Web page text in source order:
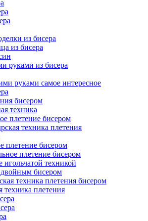
из бисера
из бисера
руками из бисера
руками самое интересное
бисером
техника
плетение бисером
техника плетения
плетение бисером
плетение бисером
игольчатой техникой
бисером
техника плетения бисером
техника плетения